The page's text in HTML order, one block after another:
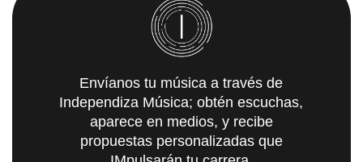
Envíanos tu música a través de
Independiza Música; obtén escuchas,
aparece en medios, y recibe
propuestas personalizadas que